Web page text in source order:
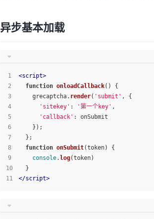
异步基本加载
<script>
function onloadCallback( ) {
    grecaptcha.
render( 'submit' , {
'sitekey' : '第一个key' ,
'callback' : onSubmit
    });
  };
function onSubmit(token) {
console. log(token)
  }
</script>